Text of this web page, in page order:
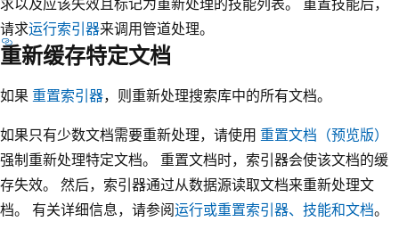
请求运行索引器来调用管道处理。
重新缓存特定文档
如果 重置索引器，则重新处理搜索库中的所有文档。
如果只有少数文档需要重新处理，请使用 重置文档（预览版）
强制重新处理特定文档。 重置文档时，索引器会使该文档的缓
存失效。 然后，索引器通过从数据源读取文档来重新处理文
档。 有关详细信息，请参阅运行或重置索引器、技能和文档。